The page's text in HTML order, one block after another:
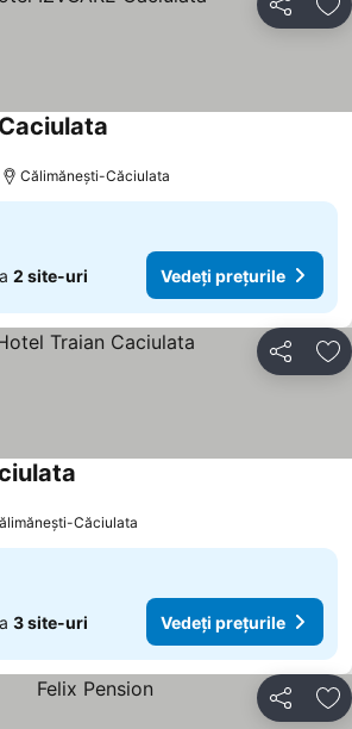
Distribuiți
Călimănești-Căciulata
2 site-uri Vedeți prețurile
Distribuiți
Căciulata
3 site-uri Vedeți prețurile
Distribuiți